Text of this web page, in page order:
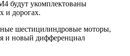
будут укомплектованы
и дорогах.
шестицилиндровые моторы,
и новый дифференциал